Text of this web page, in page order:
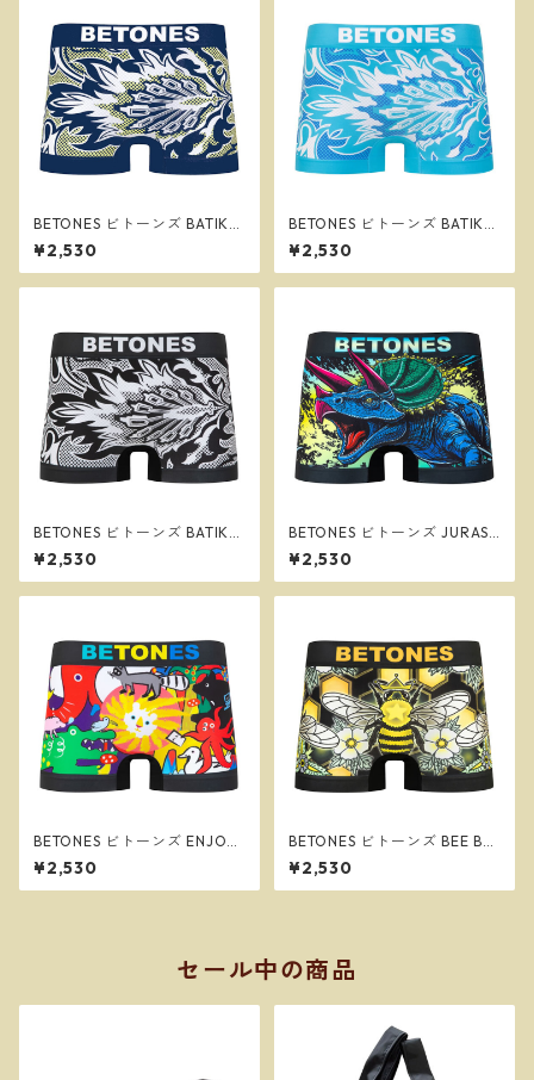
BETONES ビトーンズ BATIK2
NAVY メンズ フリーサイズ ボ
クサーパンツ ※ネコポスで送
料無料※
¥2,530
BETONES ビトーンズ BATIK2
GREEN メンズ フリーサイズ
ボクサーパンツ ※ネコポスで
送料無料※
¥2,530
BETONES ビトーンズ BATIK2
BLACK メンズ フリーサイズ
ボクサーパンツ ※ネコポスで
送料無料※
¥2,530
BETONES ビトーンズ JURASS
IC2 BLUE メンズ フリーサイ
ズ ボクサーパンツ ※ネコポス
で送料無料※
¥2,530
BETONES ビトーンズ ENJOY2
BLACK メンズ フリーサイズ
ボクサーパンツ ※ネコポスで
送料無料※
¥2,530
BETONES ビトーンズ BEE BE
E２ BLACK メンズ フリーサイ
ズ ボクサーパンツ ※ネコポス
で送料無料※
¥2,530
セール中の商品